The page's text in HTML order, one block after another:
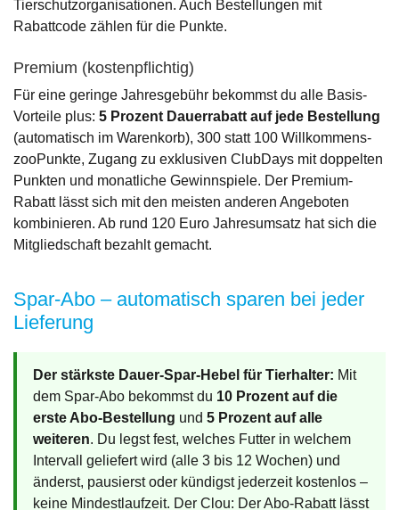
Tierschutzorganisationen. Auch Bestellungen mit
Rabattcode zählen für die Punkte.
Premium (kostenpflichtig)
Für eine geringe Jahresgebühr bekommst du alle Basis-
Vorteile plus: 5 Prozent Dauerrabatt auf jede Bestellung
(automatisch im Warenkorb), 300 statt 100 Willkommens-
zooPunkte, Zugang zu exklusiven ClubDays mit doppelten
Punkten und monatliche Gewinnspiele. Der Premium-
Rabatt lässt sich mit den meisten anderen Angeboten
kombinieren. Ab rund 120 Euro Jahresumsatz hat sich die
Mitgliedschaft bezahlt gemacht.
Spar-Abo – automatisch sparen bei jeder
Lieferung
Der stärkste Dauer-Spar-Hebel für Tierhalter: Mit
dem Spar-Abo bekommst du 10 Prozent auf die
erste Abo-Bestellung und 5 Prozent auf alle
weiteren. Du legst fest, welches Futter in welchem
Intervall geliefert wird (alle 3 bis 12 Wochen) und
änderst, pausierst oder kündigst jederzeit kostenlos –
keine Mindestlaufzeit. Der Clou: Der Abo-Rabatt lässt